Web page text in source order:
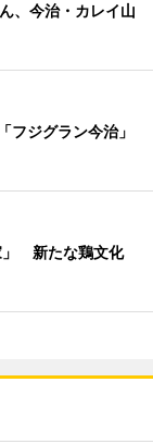
、今治・カレイ山
フジグラン今治」
」 新たな鶏文化